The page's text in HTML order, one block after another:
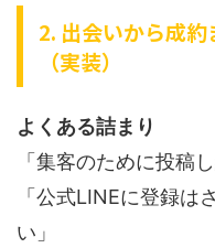
2. 出会いから成
（実装）
よくある詰まり
「集客のために投稿
「公式LINEに登録は
い」